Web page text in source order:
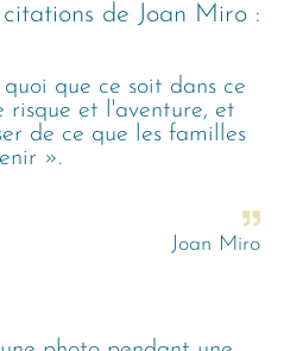
de Joan Miro :
que ce soit dans ce
et l'aventure, et
de ce que les familles
».
Joan Miro